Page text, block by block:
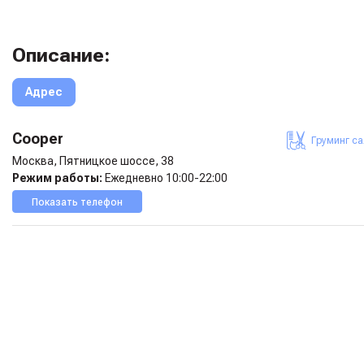
Описание:
Адрес
Cooper
Москва, Пятницкое шоссе, 38
Режим работы: Ежедневно 10:00-22:00
Показать телефон
Груминг